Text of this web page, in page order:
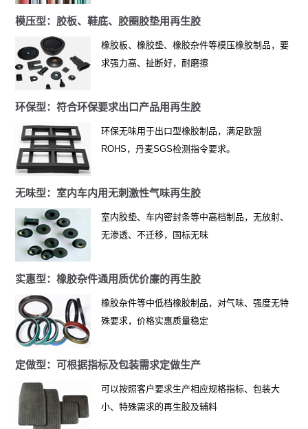
模压型：胶板、鞋底、胶圈胶垫用再生胶
橡胶板、橡胶垫、橡胶杂件等模压橡胶制品，要
求强力高、扯断好，耐磨擦
环保型：符合环保要求出口产品用再生胶
环保无味用于出口型橡胶制品，满足欧盟
ROHS，丹麦SGS检测指令要求。
无味型：室内车内用无刺激性气味再生胶
室内胶垫、车内密封条等中高档制品，无放射、
无渗透、不迁移，国标无味
实惠型：橡胶杂件通用质优价廉的再生胶
橡胶杂件等中低档橡胶制品，对气味、强度无特
殊要求，价格实惠质量稳定
定做型：可根据指标及包装需求定做生产
可以按照客户要求生产相应规格指标、包装大
小、特殊需求的再生胶及辅料